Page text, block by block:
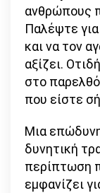
ανθρώπους
Παλέψτε
και να τον
αξίζει.
στο
που είστε
Μια
δυνητική
περίπτωση
εμφανίζει